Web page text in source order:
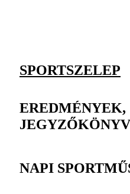
SPORTSZELEP
EREDMÉNYEK,
NAPI